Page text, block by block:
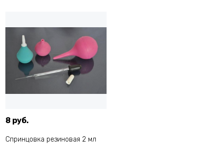
8 руб.
Спринцовка резиновая 2 мл